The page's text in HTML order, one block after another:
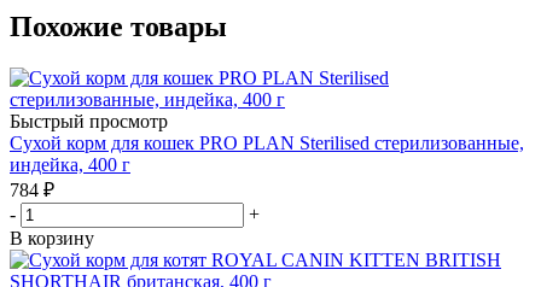
Похожие товары
Быстрый просмотр
Сухой корм для кошек PRO PLAN Sterilised стерилизованные,
индейка, 400 г
784 ₽
-
+
В корзину